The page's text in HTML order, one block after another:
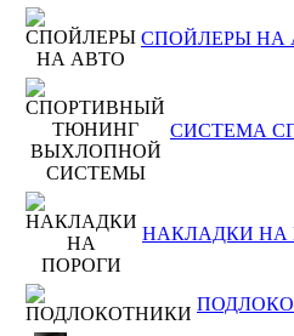
СПОЙЛЕРЫ НА
СИСТЕМА
НАКЛАДКИ НА